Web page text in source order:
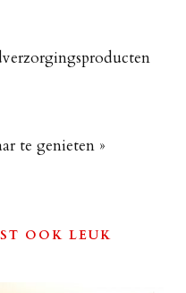
te genieten »
OOK LEUK